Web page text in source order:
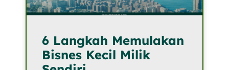
6 Langkah Memulakan
Bisnes Kecil Milik